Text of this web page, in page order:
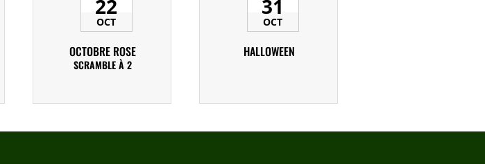
22
OCT
OCTOBRE ROSE
SCRAMBLE À 2
31
OCT
HALLOWEEN